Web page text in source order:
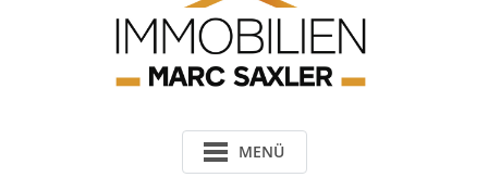
MENÜ